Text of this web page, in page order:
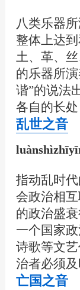
八类乐器
整体上达到
土、革、
的乐器所
谐”的说法
各自的长
乱世之音
指动乱时
会政治相
的政治盛
一个国家
诗歌等文
治者必须
亡国之音